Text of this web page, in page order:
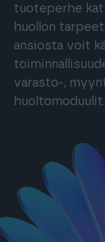
tuoteperhe
huollon
ansiosta voit
varasto-,
huoltomoduulit.
Allekirjoitus
Aika